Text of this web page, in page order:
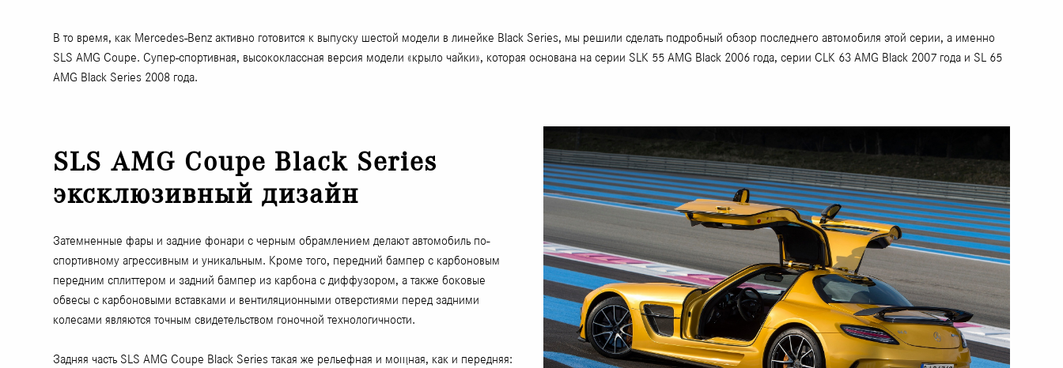
В то время, как Mercedes-Benz активно готовится к выпуску шестой модели в линейке Black Series, мы решили сделать подробный обзор последнего автомобиля этой серии, а именно
SLS AMG Coupe. Супер-спортивная, высококлассная версия модели «крыло чайки», которая основана на серии SLK 55 AMG Black 2006 года, серии CLK 63 AMG Black 2007 года и SL 65
AMG Black Series 2008 года.
SLS AMG Coupe Black Series
эксклюзивный дизайн
Затемненные фары и задние фонари с черным обрамлением делают автомобиль по-
спортивному агрессивным и уникальным. Кроме того, передний бампер с карбоновым
передним сплиттером и задний бампер из карбона с диффузором, а также боковые
обвесы с карбоновыми вставками и вентиляционными отверстиями перед задними
колесами являются точным свидетельством гоночной технологичности.
Задняя часть SLS AMG Coupe Black Series такая же рельефная и мощная, как и передняя: